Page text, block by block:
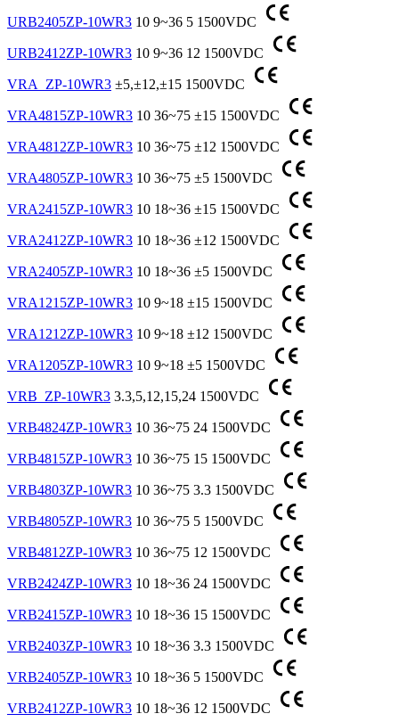
URB2405ZP-10WR3 10 9~36 5 1500VDC
URB2412ZP-10WR3 10 9~36 12 1500VDC
VRA_ZP-10WR3 ±5,±12,±15 1500VDC
VRA4815ZP-10WR3 10 36~75 ±15 1500VDC
VRA4812ZP-10WR3 10 36~75 ±12 1500VDC
VRA4805ZP-10WR3 10 36~75 ±5 1500VDC
VRA2415ZP-10WR3 10 18~36 ±15 1500VDC
VRA2412ZP-10WR3 10 18~36 ±12 1500VDC
VRA2405ZP-10WR3 10 18~36 ±5 1500VDC
VRA1215ZP-10WR3 10 9~18 ±15 1500VDC
VRA1212ZP-10WR3 10 9~18 ±12 1500VDC
VRA1205ZP-10WR3 10 9~18 ±5 1500VDC
VRB_ZP-10WR3 3.3,5,12,15,24 1500VDC
VRB4824ZP-10WR3 10 36~75 24 1500VDC
VRB4815ZP-10WR3 10 36~75 15 1500VDC
VRB4803ZP-10WR3 10 36~75 3.3 1500VDC
VRB4805ZP-10WR3 10 36~75 5 1500VDC
VRB4812ZP-10WR3 10 36~75 12 1500VDC
VRB2424ZP-10WR3 10 18~36 24 1500VDC
VRB2415ZP-10WR3 10 18~36 15 1500VDC
VRB2403ZP-10WR3 10 18~36 3.3 1500VDC
VRB2405ZP-10WR3 10 18~36 5 1500VDC
VRB2412ZP-10WR3 10 18~36 12 1500VDC